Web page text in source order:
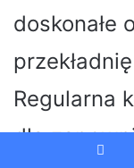
doskonałe
Regularna
dla